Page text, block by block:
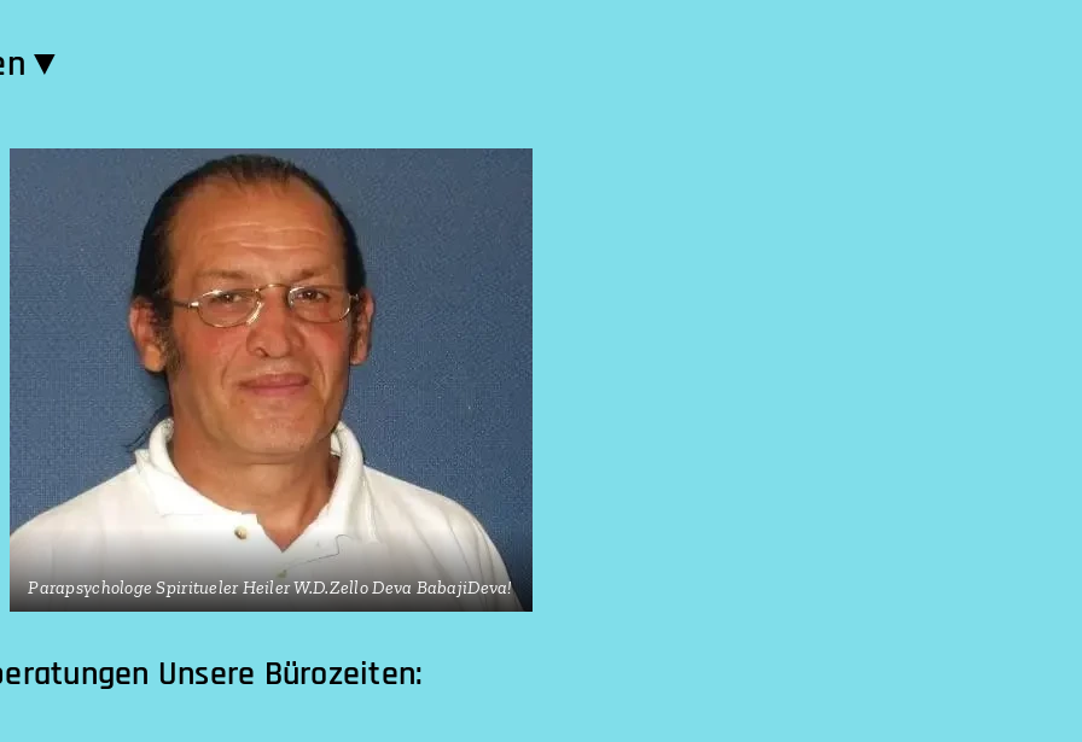
Parapsychologe Spiritueler Heiler W.D.Zello Deva BabajiDeva!
Unsere Bürozeiten: